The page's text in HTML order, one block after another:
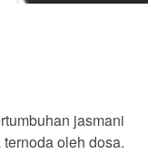
jasmani
oleh dosa.